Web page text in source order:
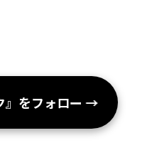
』をフォロー →